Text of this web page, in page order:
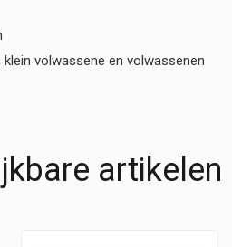
volwassene en volwassenen
artikelen